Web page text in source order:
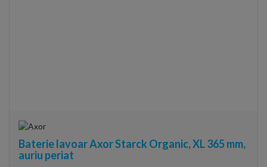
Baterie lavoar Axor Starck Organic, XL 365 mm,
auriu periat